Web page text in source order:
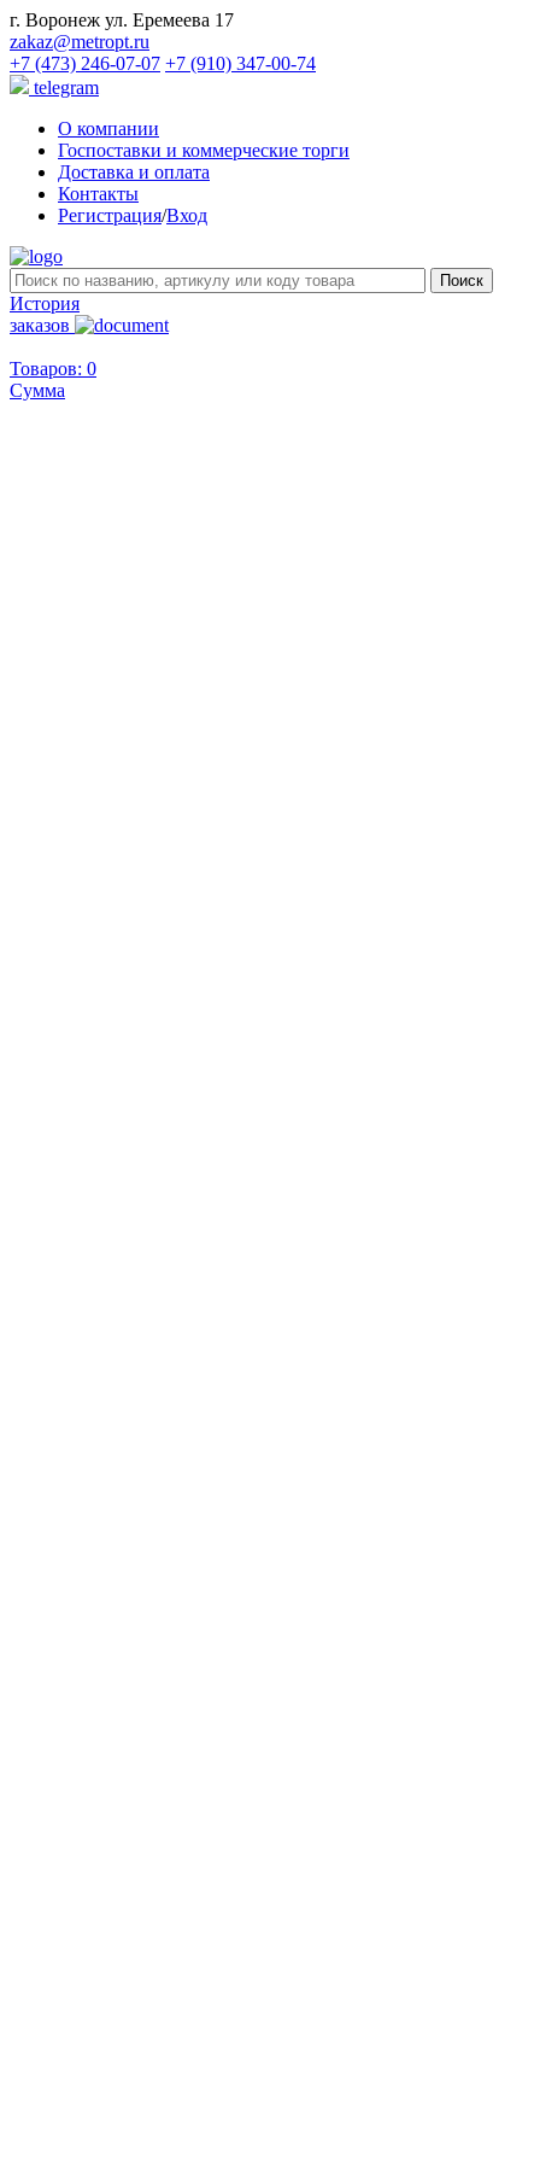
г. Воронеж ул. Еремеева 17
zakaz@metropt.ru
+7 (473) 246-07-07 +7 (910) 347-00-74
telegram
О компании
Госпоставки и коммерческие торги
Доставка и оплата
Контакты
Регистрация/Вход
История
заказов
Товаров: 0
Сумма